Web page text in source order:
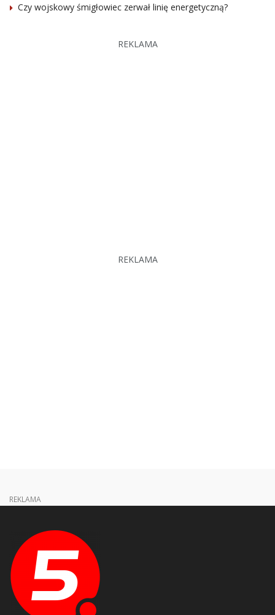
Czy wojskowy śmigłowiec zerwał linię energetyczną?
REKLAMA
REKLAMA
REKLAMA